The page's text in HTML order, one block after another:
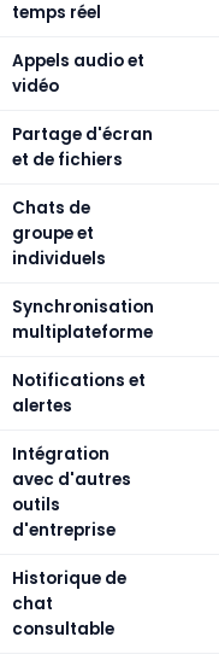
temps réel
Appels audio et
vidéo
Partage d'écran
et de fichiers
Chats de
groupe et
individuels
Synchronisation
multiplateforme
Notifications et
alertes
Intégration
avec d'autres
outils
d'entreprise
Historique de
chat
consultable